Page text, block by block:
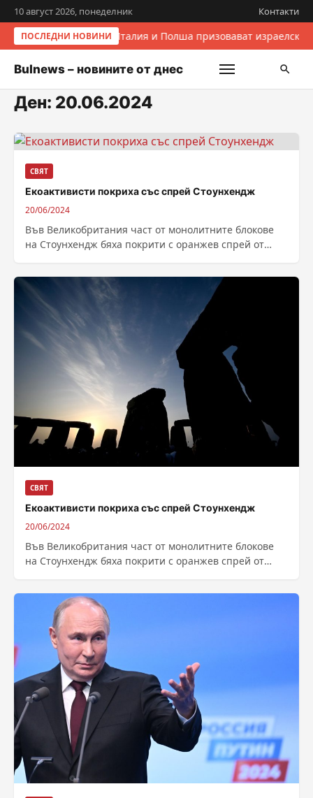
10 август 2026, понеделник Контакти
ПОСЛЕДНИ НОВИНИ Италия и Полша призовават
Bulnews – новините от днес
Ден: 20.06.2024
СВЯТ
Екоактивисти покриха със спрей Стоунхендж
20/06/2024
Във Великобритания част от монолитните блокове
на Стоунхендж бяха покрити с оранжев спрей от
горива....
СВЯТ
Екоактивисти покриха със спрей Стоунхендж
20/06/2024
Във Великобритания част от монолитните блокове
на Стоунхендж бяха покрити с оранжев спрей от
горива....